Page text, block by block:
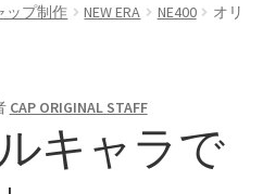
SERVICE
商品一覧
ップ制作 NEW ERA NE400
オリ
CAP ORIGINAL STAFF
キャラで